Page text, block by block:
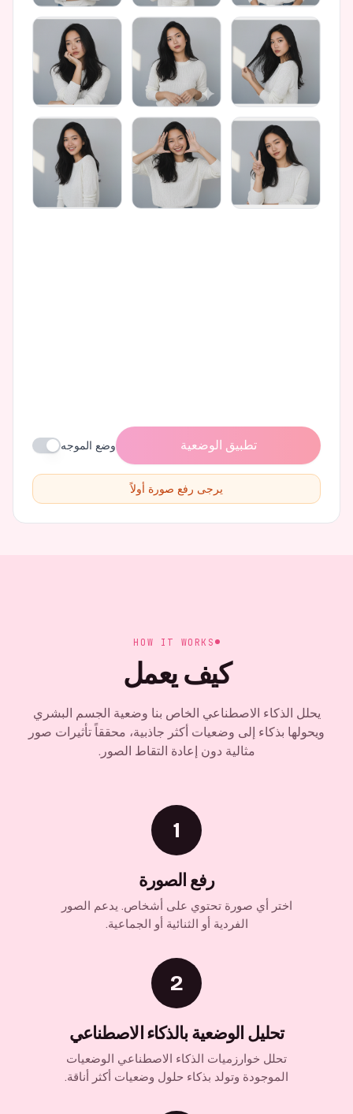
تطبيق الوضعية وضع الموجه
يرجى رفع صورة أولاً
HOW IT WORKS
كيف يعمل
يحلل الذكاء الاصطناعي الخاص بنا وضعية الجسم البشري
ويحولها بذكاء إلى وضعيات أكثر جاذبية، محققاً تأثيرات صور
مثالية دون إعادة التقاط الصور.
1
رفع الصورة
اختر أي صورة تحتوي على أشخاص. يدعم الصور
الفردية أو الثنائية أو الجماعية.
2
تحليل الوضعية بالذكاء الاصطناعي
تحلل خوارزميات الذكاء الاصطناعي الوضعيات
الموجودة وتولد بذكاء حلول وضعيات أكثر أناقة.